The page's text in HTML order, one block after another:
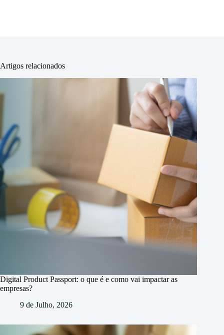
Artigos relacionados
Digital Product Passport: o que é e como vai impactar as
empresas?
9 de Julho, 2026